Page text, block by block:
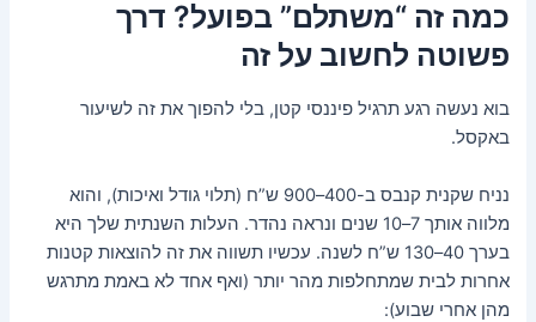
כמה זה “משתלם” בפועל? דרך
פשוטה לחשוב על זה
בוא נעשה רגע תרגיל פיננסי קטן, בלי להפוך את זה לשיעור
באקסל.
נניח שקנית קנבס ב-400–900 ש”ח (תלוי גודל ואיכות), והוא
מלווה אותך 7–10 שנים ונראה נהדר. העלות השנתית שלך היא
בערך 40–130 ש”ח לשנה. עכשיו תשווה את זה להוצאות קטנות
אחרות לבית שמתחלפות מהר יותר (ואף אחד לא באמת מתרגש
מהן אחרי שבוע):